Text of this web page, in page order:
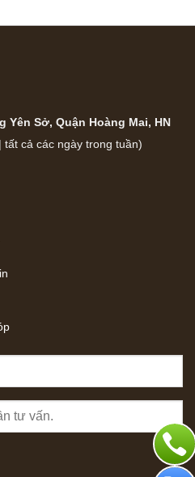
Yên Sở, Quận Hoàng Mai, HN
cả các ngày trong tuần)